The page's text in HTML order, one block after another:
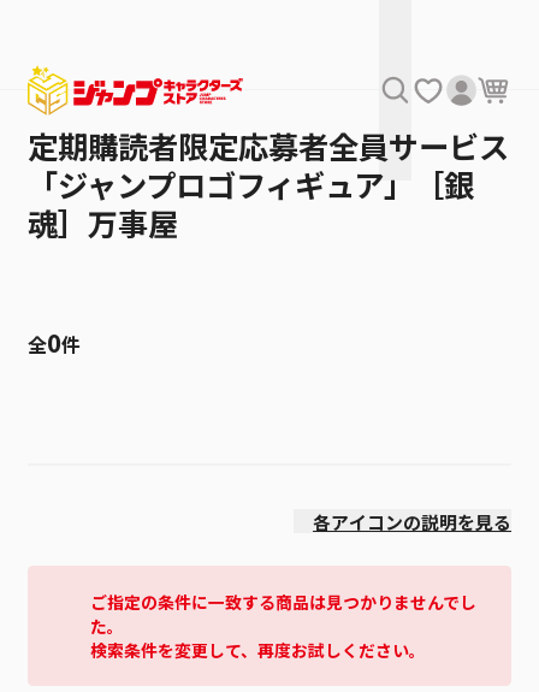
定期購読者限定応募者全員サービス
「ジャンプロゴフィギュア」［銀
魂］万事屋
全0件
各アイコンの説明を見る
ご指定の条件に一致する商品は見つかりませんでし
た。
検索条件を変更して、再度お試しください。